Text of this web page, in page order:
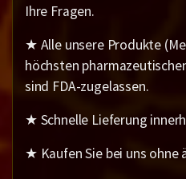
Ihre Fragen.
★ Alle unsere Produkte
höchsten
sind FDA-zugelassen.
★ Schnelle Lieferung
★ Kaufen Sie bei uns ohne